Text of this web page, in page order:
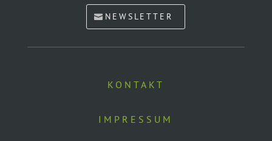
NEWSLETTER
KONTAKT
IMPRESSUM